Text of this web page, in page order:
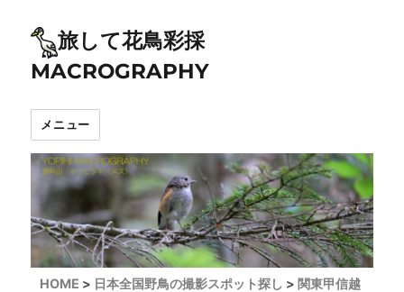
旅して花鳥彩採
MACROGRAPHY
メニュー
HOME 日本全国野鳥の撮影スポット探し
関東甲信越